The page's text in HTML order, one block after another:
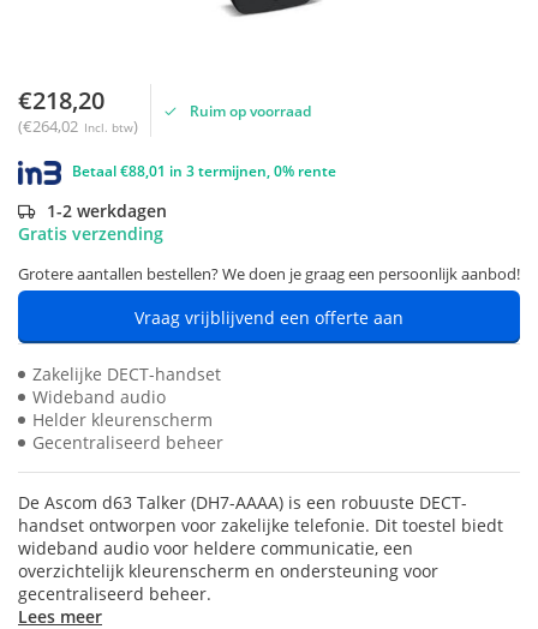
€218,20
(€264,02 Incl. btw)
Ruim op voorraad
Betaal €88,01 in 3 termijnen, 0% rente
1-2 werkdagen
Gratis verzending
Grotere aantallen bestellen? We doen je graag een persoonlijk aanbod!
Vraag vrijblijvend een offerte aan
Zakelijke DECT-handset
Wideband audio
Helder kleurenscherm
Gecentraliseerd beheer
De Ascom d63 Talker (DH7-AAAA) is een robuuste DECT-
handset ontworpen voor zakelijke telefonie. Dit toestel biedt
wideband audio voor heldere communicatie, een
overzichtelijk kleurenscherm en ondersteuning voor
gecentraliseerd beheer.
Lees meer